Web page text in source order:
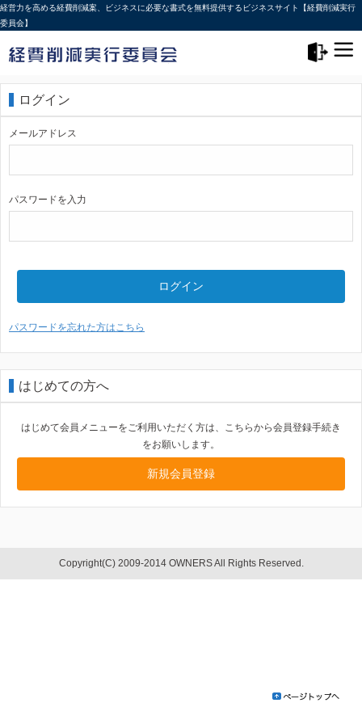
経営力を高める経費削減案、ビジネスに必要な書式を無料提供するビジネスサイト【経費削減実行
委員会】
ログイン
メールアドレス
パスワードを入力
ログイン
パスワードを忘れた方はこちら
はじめての方へ
はじめて会員メニューをご利用いただく方は、こちらから会員登録手続き
をお願いします。
新規会員登録
Copyright(C) 2009-2014 OWNERS All Rights Reserved.